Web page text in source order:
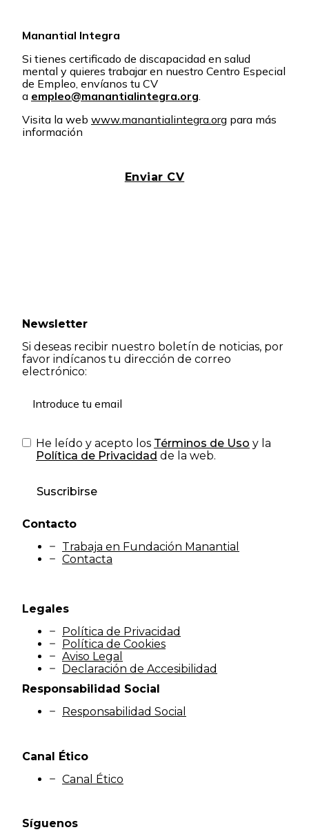
Manantial Integra
Si tienes certificado de discapacidad en salud
mental y quieres trabajar en nuestro Centro Especial
de Empleo, envíanos tu CV
a empleo@manantialintegra.org.
Visita la web www.manantialintegra.org para más
información
Enviar CV
Newsletter
Si deseas recibir nuestro boletín de noticias, por
favor indícanos tu dirección de correo
electrónico:
He leído y acepto los Términos de Uso y la
Política de Privacidad de la web.
Suscribirse
Contacto
Trabaja en Fundación Manantial
Contacta
Legales
Política de Privacidad
Política de Cookies
Aviso Legal
Declaración de Accesibilidad
Síguenos
Responsabilidad Social
Responsabilidad Social
Canal Ético
Canal Ético